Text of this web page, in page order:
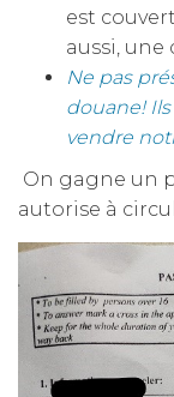
est
aussi,
Ne pas
douane!
vendre
On gagne un
autorise à